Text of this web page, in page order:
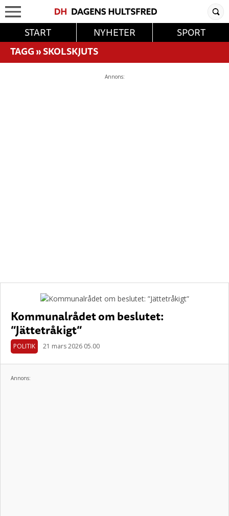
START NYHETER
SPORT
TAGG»SKOLSKJUTS
Annons:
Kommunalrådet om beslutet:
”Jättetråkigt”
POLITIK 21 mars 2026 05.00
Annons: